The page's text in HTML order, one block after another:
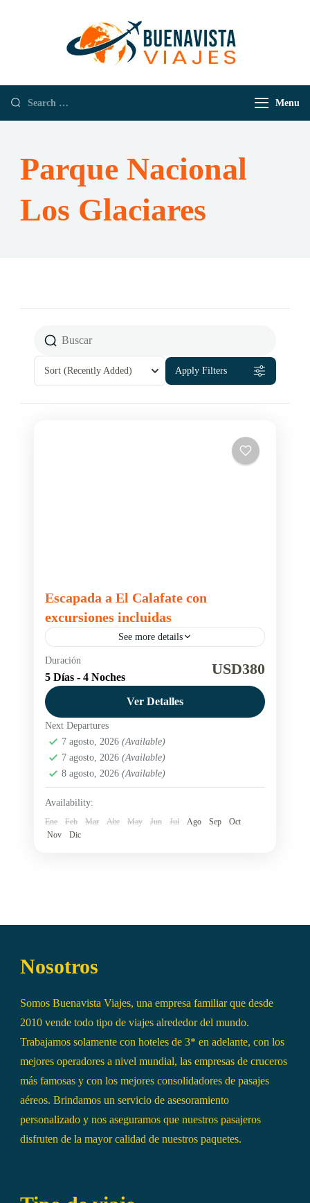
Menu
Parque Nacional
Los Glaciares
Sort (Recently Added) Apply Filters
Escapada a El Calafate con
excursiones incluidas
See more details
Bar de hielo
Glaciarium Museo Parque Nacional Los Glaciares
Descubrí nuestro paquete promocional de 3
noches en El Calafate: incluye alojamiento,
traslados, excursiones incluidas al Glaciar Perito
Moreno, museo Glaciarium y mucho más,
¡Reservá aquí y aprovechá nuestras tarifas
especiales!
Argentina,El Calafate
Duración
5 Días - 4 Noches USD380
Ver Detalles
Next Departures
7 agosto, 2026 (Available)
7 agosto, 2026 (Available)
8 agosto, 2026 (Available)
Availability:
Ene Feb Mar Abr May Jun Jul Ago Sep
Oct
Nov
Dic
Nosotros
Somos Buenavista Viajes, una empresa familiar que desde
2010 vende todo tipo de viajes alrededor del mundo.
Trabajamos solamente con hoteles de 3* en adelante, con los
mejores operadores a nivel mundial, las empresas de cruceros
más famosas y con los mejores consolidadores de pasajes
aéreos. Brindamos un servicio de asesoramiento
personalizado y nos aseguramos que nuestros pasajeros
disfruten de la mayor calidad de nuestros paquetes.